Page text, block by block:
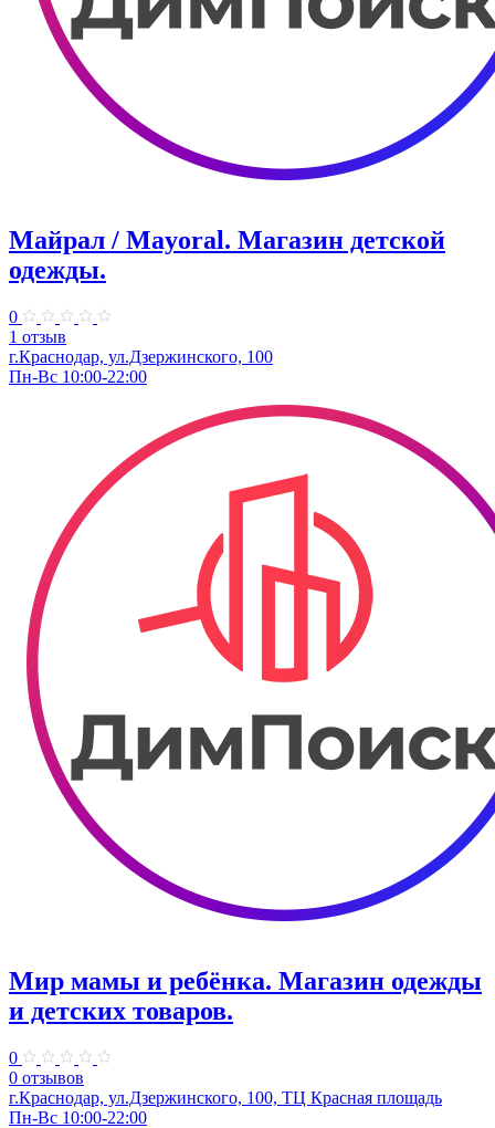
Майрал / Mayoral. Магазин детской
одежды.
0
1 отзыв
г.Краснодар, ул.Дзержинского, 100
Пн-Вс 10:00-22:00
Мир мамы и ребёнка. Магазин одежды
и детских товаров.
0
0 отзывов
г.Краснодар, ул.Дзержинского, 100, ТЦ Красная площадь
Пн-Вс 10:00-22:00